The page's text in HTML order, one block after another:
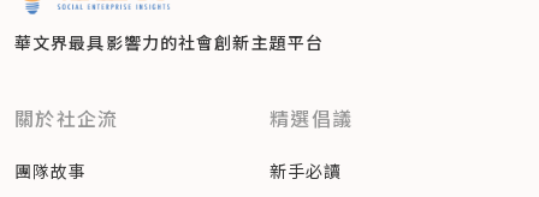
華文界最具影響力的社會創新主題平台
關於社企流
團隊故事
精選倡議
新手必讀